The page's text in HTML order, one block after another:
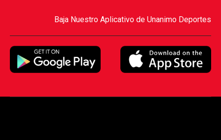
Baja Nuestro Aplicativo de Unanimo Deportes